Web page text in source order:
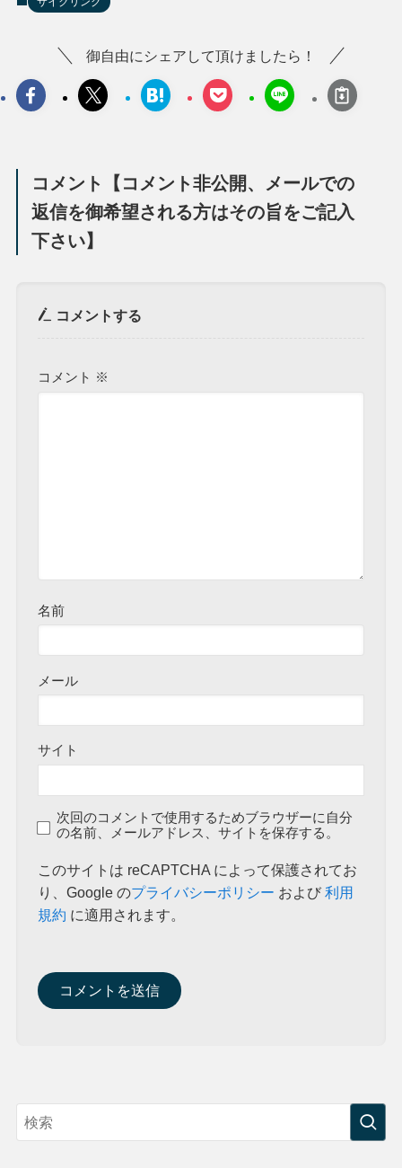
御自由にシェアして頂けましたら！
コメント【コメント非公開、メールでの
返信を御希望される方はその旨をご記入
下さい】
コメントする
コメント ※
名前
メール
サイト
次回のコメントで使用するためブラウザーに自分
の名前、メールアドレス、サイトを保存する。
このサイトは reCAPTCHA によって保護されてお
り、Google のプライバシーポリシー および利用
規約 に適用されます。